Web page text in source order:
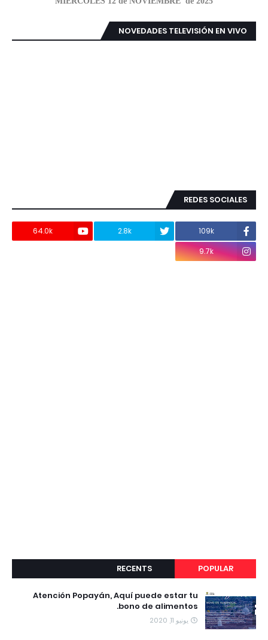
NOVEDADES TELEVISIÓN EN VIVO
REDES SOCIALES
109k
2.8k
64.0k
9.7k
POPULAR
RECENTS
Atención Popayán, Aquí puede estar tu
bono de alimentos.
يونيو 11, 2020